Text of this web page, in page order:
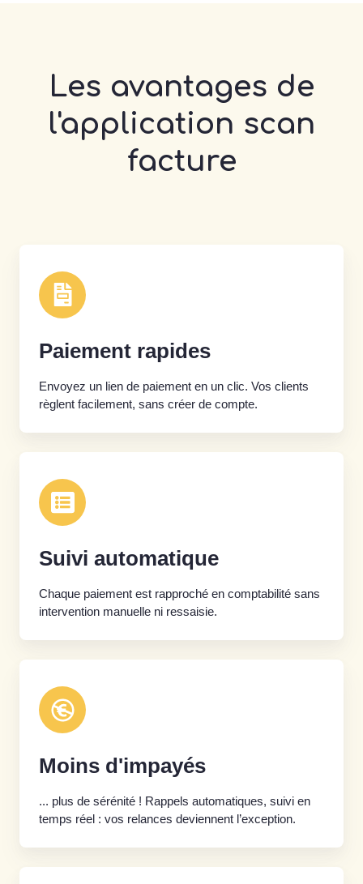
Les avantages de
l'application scan
facture
Paiement rapides
Envoyez un lien de paiement en un clic. Vos clients
règlent facilement, sans créer de compte.
Suivi automatique
Chaque paiement est rapproché en comptabilité sans
intervention manuelle ni ressaisie.
Moins d'impayés
... plus de sérénité ! Rappels automatiques, suivi en
temps réel : vos relances deviennent l’exception.